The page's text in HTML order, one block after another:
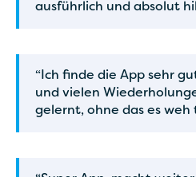
ausführlich und absolut
“Ich finde die App sehr
und vielen
gelernt, ohne das es weh